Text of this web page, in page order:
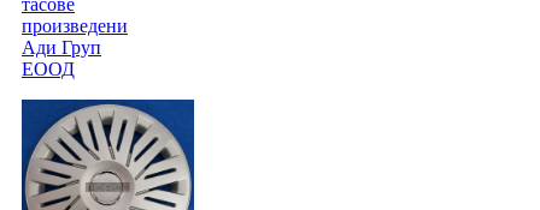
произведени
Ади Груп
ЕООД